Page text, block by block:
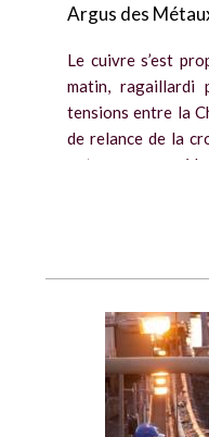
Argus des
Le cuivre s’est
matin, ragaillardi
tensions entre la
de relance de la
outre, encouragé